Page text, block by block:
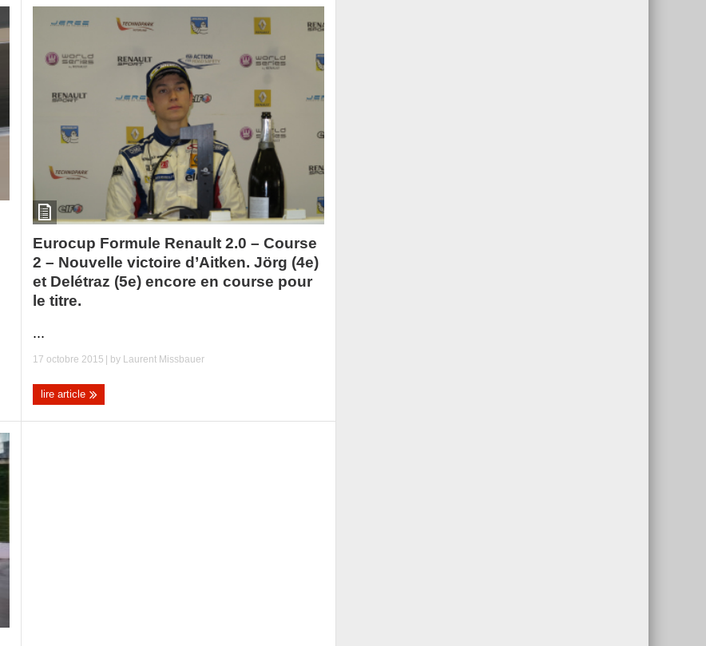
Eurocup Formule Renault 2.0 – Course
2 – Nouvelle victoire d’Aitken. Jörg (4e)
et Delétraz (5e) encore en course pour
le titre.
...
17 octobre 2015 | by Laurent Missbauer
lire article